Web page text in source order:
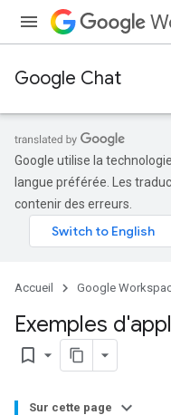
Google Chat
Google utilise la
langue préférée. Les
contenir des erreurs.
Accueil Google
Exemples
bookmark_border
Sur cette page